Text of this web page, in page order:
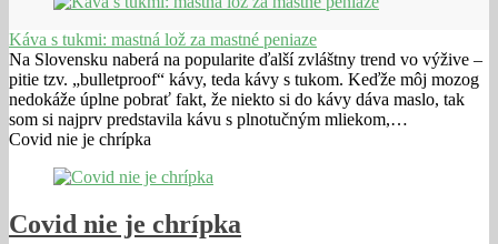
Káva s tukmi: mastná lož za mastné peniaze
Na Slovensku naberá na popularite ďalší zvláštny trend vo výžive –
pitie tzv. „bulletproof“ kávy, teda kávy s tukom. Keďže môj mozog
nedokáže úplne pobrať fakt, že niekto si do kávy dáva maslo, tak
som si najprv predstavila kávu s plnotučným mliekom,…
Covid nie je chrípka
Covid nie je chrípka